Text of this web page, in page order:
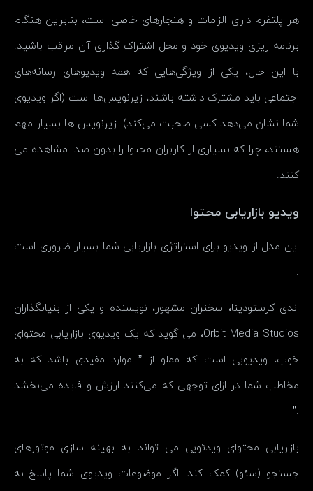
هر پلتفرم دارای الزامات و هنجارهای خاصی است، بنابراین هنگام
برنامه ریزی ویدیوی خود و محل اشتراک گذاری آن مراقب باشید.
با این حال، یکی از ویژگی‌هایی که همه ویدیوهای رسانه‌های
اجتماعی باید مشترک داشته باشند، زیرنویس‌ها است (اگر ویدیوی
شما نشان می‌دهد کسی صحبت می‌کند). زیرنویس ها بسیار مهم
هستند، چرا که بسیاری از کاربران محتوا را بدون صدا مشاهده می
کنند.
ویدیو بازاریابی محتوا
این مدل از ویدیو برای استراتژی بازاریابی شما بسیار ضروری است
.
اندی کرستودینا، سخنران مشهور، نویسنده و یکی از بنیانگذاران
Orbit Media Studios، می گوید که یک ویدیوی بازاریابی محتوای
خوب، ویدیویی است که مملو از ” موارد مفیدی باشد که به
مخاطب شما در ازای توجهی که می‌کنند ارزش و فایده می‌بخشد
.”
بازاریابی محتوای ویدئویی می تواند به بهینه سازی موتورهای
جستجو (سئو) کمک کند. اگر موضوعات ویدیوی شما پاسخ به